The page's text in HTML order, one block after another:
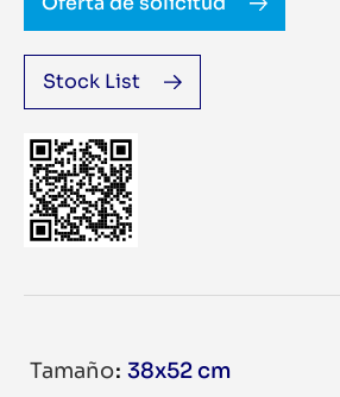
Stock List
Tamaño 38x52 cm